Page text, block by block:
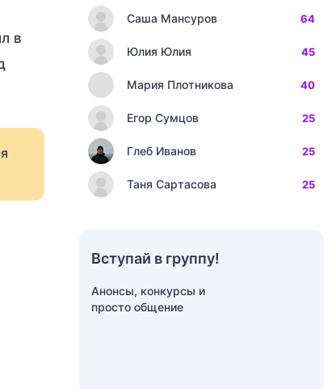
в
Саша Мансуров 64
Юлия Юлия 45
Мария Плотникова 40
Егор Сумцов 25
Глеб Иванов 25
Таня Сартасова 25
Вступай в группу!
Анонсы, конкурсы и
просто общение